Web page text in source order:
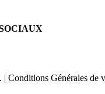
| Conditions Générales